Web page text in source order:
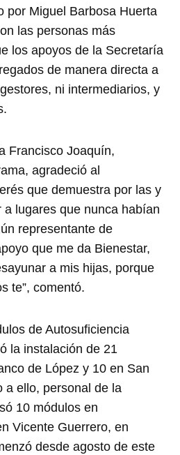
por Miguel Barbosa Huerta
las personas más
los apoyos de la Secretaría
de manera directa a
ni intermediarios, y
Francisco Joaquín,
agradeció al
que demuestra por las y
a lugares que nunca habían
representante de
que me da Bienestar,
a mis hijas, porque
te”, comentó.
de Autosuficiencia
la instalación de 21
de López y 10 en San
a ello, personal de la
10 módulos en
Vicente Guerrero, en
desde agosto de este